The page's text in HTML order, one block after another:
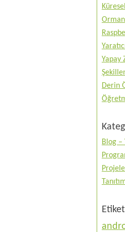
Yapay
Derin
Blog –